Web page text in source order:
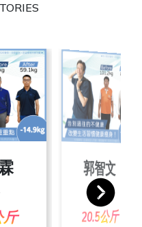
斤
郭智文
瘦了
20.5公斤
葉沛傑
瘦了
19.4公斤